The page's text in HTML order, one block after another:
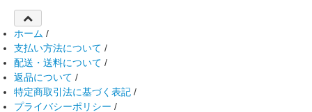
ホーム /
支払い方法について /
配送・送料について /
返品について /
特定商取引法に基づく表記 /
プライバシーポリシー /